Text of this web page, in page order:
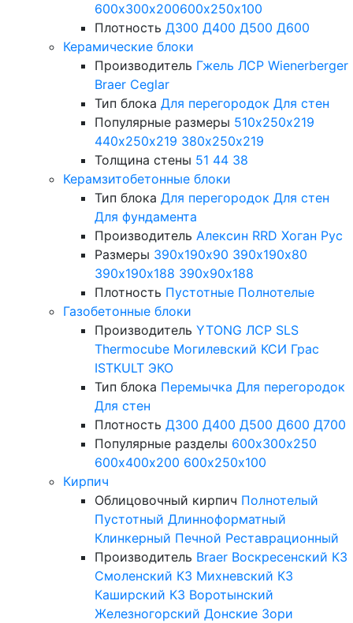
600х300х200600х250х100
Плотность Д300 Д400 Д500 Д600
Керамические блоки
Производитель Гжель ЛСР Wienerberger
Braer Ceglar
Тип блока Для перегородок Для стен
Популярные размеры 510х250х219
440х250х219 380х250х219
Толщина стены 51 44 38
Керамзитобетонные блоки
Тип блока Для перегородок Для стен
Для фундамента
Производитель Алексин RRD Хоган Рус
Размеры 390х190х90 390х190х80
390х190х188 390х90х188
Плотность Пустотные Полнотелые
Газобетонные блоки
Производитель YTONG ЛСР SLS
Thermocube Могилевский КСИ Грас
ISTKULT ЭКО
Тип блока Перемычка Для перегородок
Для стен
Плотность Д300 Д400 Д500 Д600 Д700
Популярные разделы 600х300х250
600х400х200 600х250х100
Кирпич
Облицовочный кирпич Полнотелый
Пустотный Длинноформатный
Клинкерный Печной Реставрационный
Производитель Braer Воскресенский КЗ
Смоленский КЗ Михневский КЗ
Каширский КЗ Воротынский
Железногорский Донские Зори